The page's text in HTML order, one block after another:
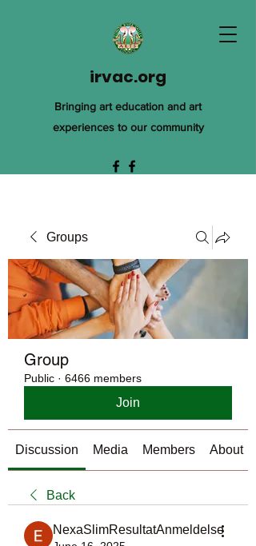
irvac.org
Bringing art education and art
experiences to our community
Groups
Group
Public · 6466 members
Join
Discussion Media Members About
Back
NexaSlimResultatAnmeldelse